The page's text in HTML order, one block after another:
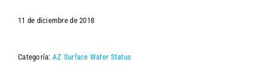
11 de diciembre de 2018
Categoría: AZ Surface Water Status